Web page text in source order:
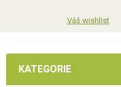
KATEGORIE